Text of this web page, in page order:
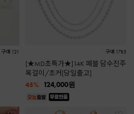
구매 121 구매 1785
[★MD초특가★]14K 페블 담수진주
목걸이/초커[당일출고]
124,000원
45%